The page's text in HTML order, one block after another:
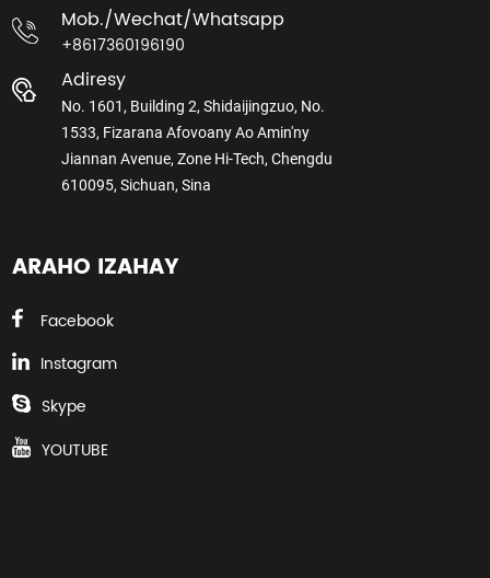
Mob./wechat/whatsapp
+8617360196190
Adiresy
No. 1601, Building 2, Shidaijingzuo, No.
1533, Fizarana Afovoany Ao Amin'ny
Jiannan Avenue, Zone Hi-Tech, Chengdu
610095, Sichuan, Sina
ARAHO IZAHAY
Facebook
Instagram
Skype
YOUTUBE